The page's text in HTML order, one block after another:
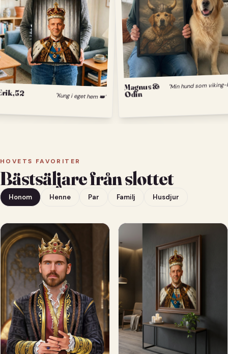
52 "Kung i eget hem 👑"
Magnus &
Odin
HOVETS FAVORITER
Bästsäljare från slottet
Honom Henne Par Familj Husdjur